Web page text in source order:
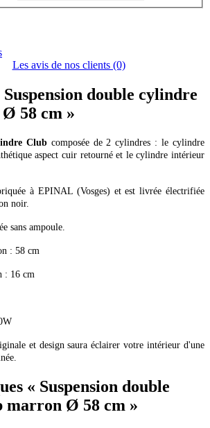
Les avis de nos clients (0)
Suspension double cylindre
58 cm »
Clubcomposée de 2 cylindres : le cylindre
aspect cuir retourné et le cylindre intérieur
à EPINAL (Vosges) et est livrée électrifiée
noir.
sans ampoule.
: 58 cm
: 16 cm
et design saura éclairer votre intérieur d'une
« Suspension double
marron Ø 58 cm »